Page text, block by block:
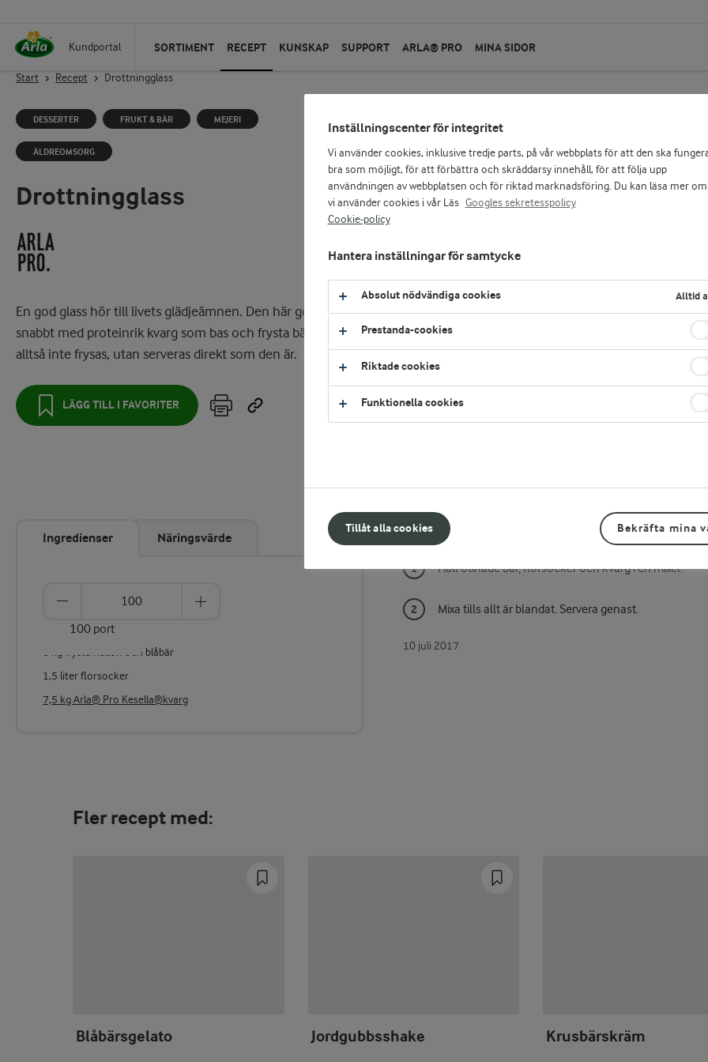
Kundportal SORTIMENT RECEPT KUNSKAP SUPPORT ARLA® PRO MINA SIDOR
Start Recept Drottningglass
DESSERTER FRUKT & BÄR MEJERI
ÄLDREOMSORG
Drottningglass
En god glass hör till livets glädjeämnen. Den här gör du
snabbt med proteinrik kvarg som bas och frysta bär. Den ska
alltså inte frysas, utan serveras direkt som den är.
LÄGG TILL I FAVORITER
Ingredienser Näringsvärde
100 port
6 kg frysta hallon och blåbär
1,5 liter florsocker
7,5 kg Arla® Pro Kesella®kvarg
Gör så här
Häll otinade bär, florsocker och kvarg i en mixer.
Mixa tills allt är blandat. Servera genast.
10 juli 2017
Fler recept med:
Blåbärsgelato Jordgubbsshake Krusbärskräm
Inställningscenter för integritet
Vi använder cookies, inklusive tredje parts, på vår webbplats för att den ska
bra som möjligt, för att förbättra och skräddarsy innehåll, för att följa upp
användningen av webbplatsen och för riktad marknadsföring. Du kan läsa mer
vi använder cookies i vår Läs Googles sekretesspolicy
Cookie-policy
Tillåt alla cookies
Hantera inställningar för samtycke
Absolut nödvändiga cookies Alltid
Prestanda-cookies
Riktade cookies
Funktionella cookies
Bekräfta mina